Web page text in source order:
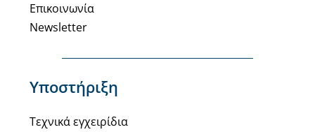
Επικοινωνία
Newsletter
Υποστήριξη
Τεχνικά εγχειρίδια